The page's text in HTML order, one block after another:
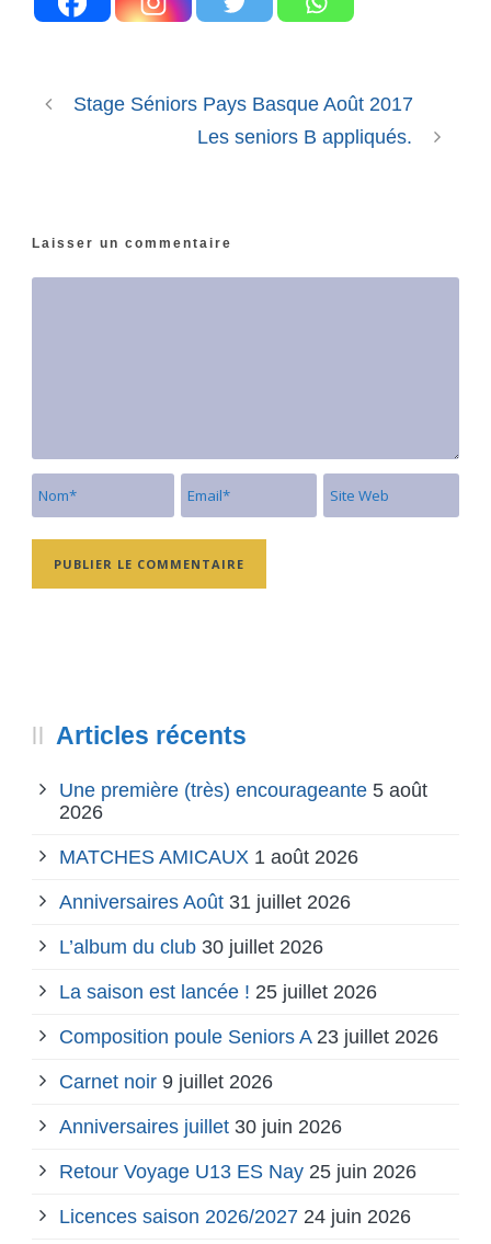
Stage Séniors Pays Basque Août 2017
Les seniors B appliqués.
Laisser un commentaire
Articles récents
Une première (très) encourageante 5 août
2026
MATCHES AMICAUX 1 août 2026
Anniversaires Août 31 juillet 2026
L’album du club 30 juillet 2026
La saison est lancée ! 25 juillet 2026
Composition poule Seniors A 23 juillet 2026
Carnet noir 9 juillet 2026
Anniversaires juillet 30 juin 2026
Retour Voyage U13 ES Nay 25 juin 2026
Licences saison 2026/2027 24 juin 2026